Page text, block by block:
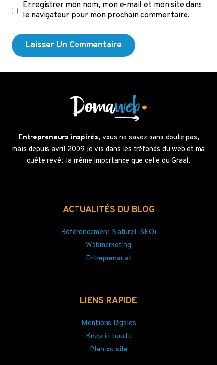
Enregistrer mon nom, mon e-mail et mon site dans
le navigateur pour mon prochain commentaire.
Entrepreneurs inspirés, vous ne savez sans doute pas,
mais depuis avril 2009 je vis dans les tréfonds du web et ma
quête revêt la même importance que celle du Graal.
ACTUALITÉS DU BLOG
Référencement Naturel (SEO)
Webmarketing
Entreprenariat
LIENS RAPIDE
Mentions légales
Keep in touch!
Plan du site